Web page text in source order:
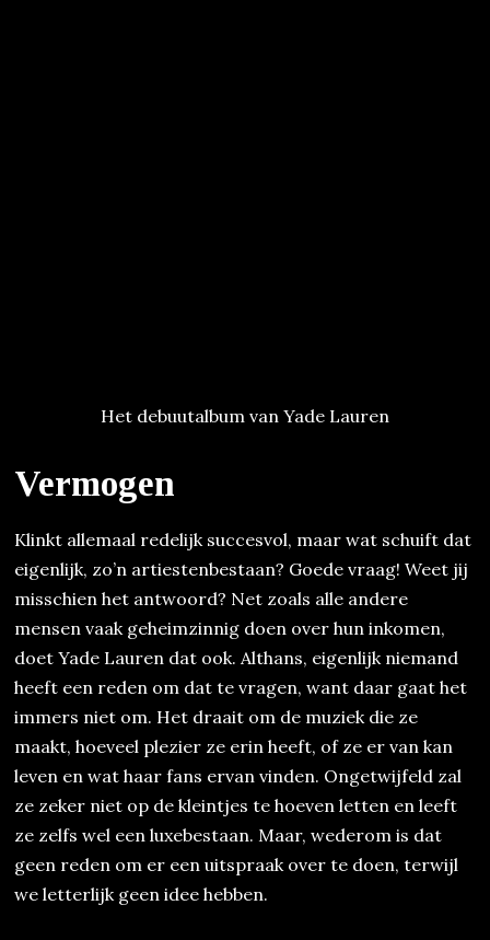
Het debuutalbum van Yade Lauren
Vermogen
Klinkt allemaal redelijk succesvol, maar wat schuift dat
eigenlijk, zo’n artiestenbestaan? Goede vraag! Weet jij
misschien het antwoord? Net zoals alle andere
mensen vaak geheimzinnig doen over hun inkomen,
doet Yade Lauren dat ook. Althans, eigenlijk niemand
heeft een reden om dat te vragen, want daar gaat het
immers niet om. Het draait om de muziek die ze
maakt, hoeveel plezier ze erin heeft, of ze er van kan
leven en wat haar fans ervan vinden. Ongetwijfeld zal
ze zeker niet op de kleintjes te hoeven letten en leeft
ze zelfs wel een luxebestaan. Maar, wederom is dat
geen reden om er een uitspraak over te doen, terwijl
we letterlijk geen idee hebben.